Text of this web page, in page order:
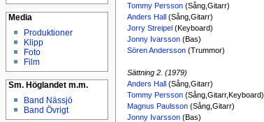
Media
Produktioner
Klipp
Foto
Film
Sm. Höglandet m.m.
Band Nässjö
Band Övrigt
Tommy Persson (Sång,Gitarr)
Anders Hall (Sång,Gitarr)
Jorry Streipel (Keyboard)
Jonny Ivarsson (Bas)
Sören Andersson (Trummor)
Sättning 2. (1979)
Anders Hall (Sång,Gitarr)
Tommy Persson (Sång,Gitarr,Keyboard)
Magnus Paulsson (Sång,Gitarr)
Jonny Ivarsson (Bas)